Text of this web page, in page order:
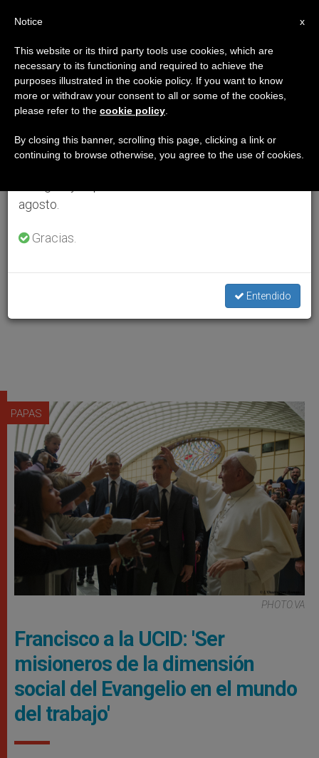
PAPAS
PHOTO.VA
Francisco a la UCID: 'Ser
misioneros de la dimensión
social del Evangelio en el mundo
del trabajo'
×
Aviso importante
Del 27 de julio al 7 de agosto haremos la pausa
anual, aprovechando que en el periodo de verano
se generan menos informaciones y también el
agosto.
Gracias.
Entendido
x
Notice
This website or its third party tools use cookies, which are
necessary to its functioning and required to achieve the
purposes illustrated in the cookie policy. If you want to know
more or withdraw your consent to all or some of the cookies,
please refer to the cookie policy
By closing this banner, scrolling this page, clicking a link or
continuing to browse otherwise, you agree to the use of cookies.